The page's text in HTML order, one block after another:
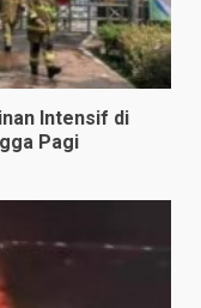
Intensif di
Pagi